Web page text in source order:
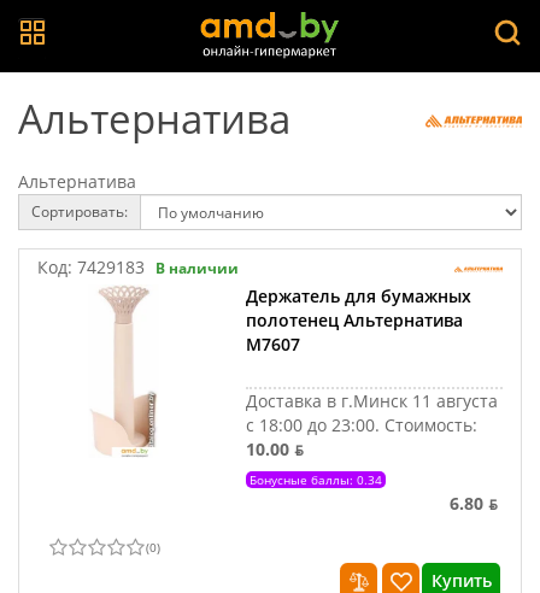
Альтернатива
Альтернатива
Сортировать:
Код: 7429183 В наличии
Держатель для бумажных
полотенец Альтернатива
М7607
Доставка в г.Минск 11 августа
с 18:00 до 23:00. Стоимость:
10.00 ƃ
Бонусные баллы: 0.34
6.80 ƃ
(0)
Купить